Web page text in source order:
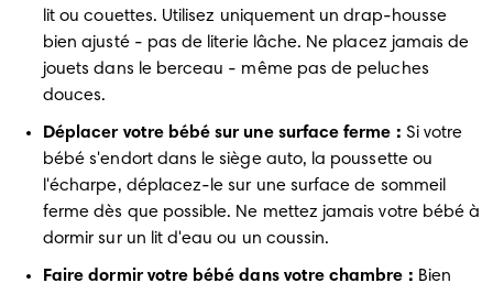
lit ou couettes. Utilisez uniquement un drap-housse
bien ajusté - pas de literie lâche. Ne placez jamais de
jouets dans le berceau - même pas de peluches
douces.
Déplacer votre bébé sur une surface ferme : Si votre
bébé s'endort dans le siège auto, la poussette ou
l'écharpe, déplacez-le sur une surface de sommeil
ferme dès que possible. Ne mettez jamais votre bébé à
dormir sur un lit d'eau ou un coussin.
Faire dormir votre bébé dans votre chambre : Bien